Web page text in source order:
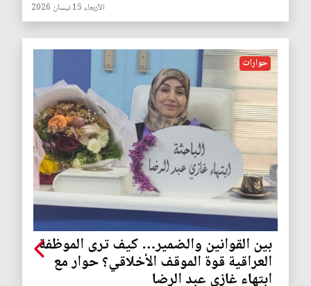
الأربعاء 15 نيسان 2026
حوارات
بين القوانين والضمير… كيف ترى الموظفة
العراقية قوة الموقف الأخلاقي؟ حوار مع
ابتهاء غازي عبد الرضا